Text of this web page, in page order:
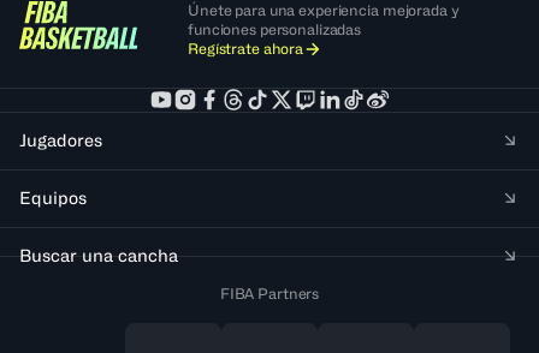
Únete para una experiencia mejorada y
funciones personalizadas
Regístrate ahora
Jugadores
Equipos
Buscar una cancha
FIBA Partners